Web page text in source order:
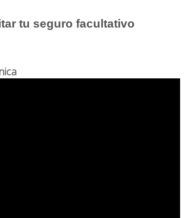
tu seguro facultativo